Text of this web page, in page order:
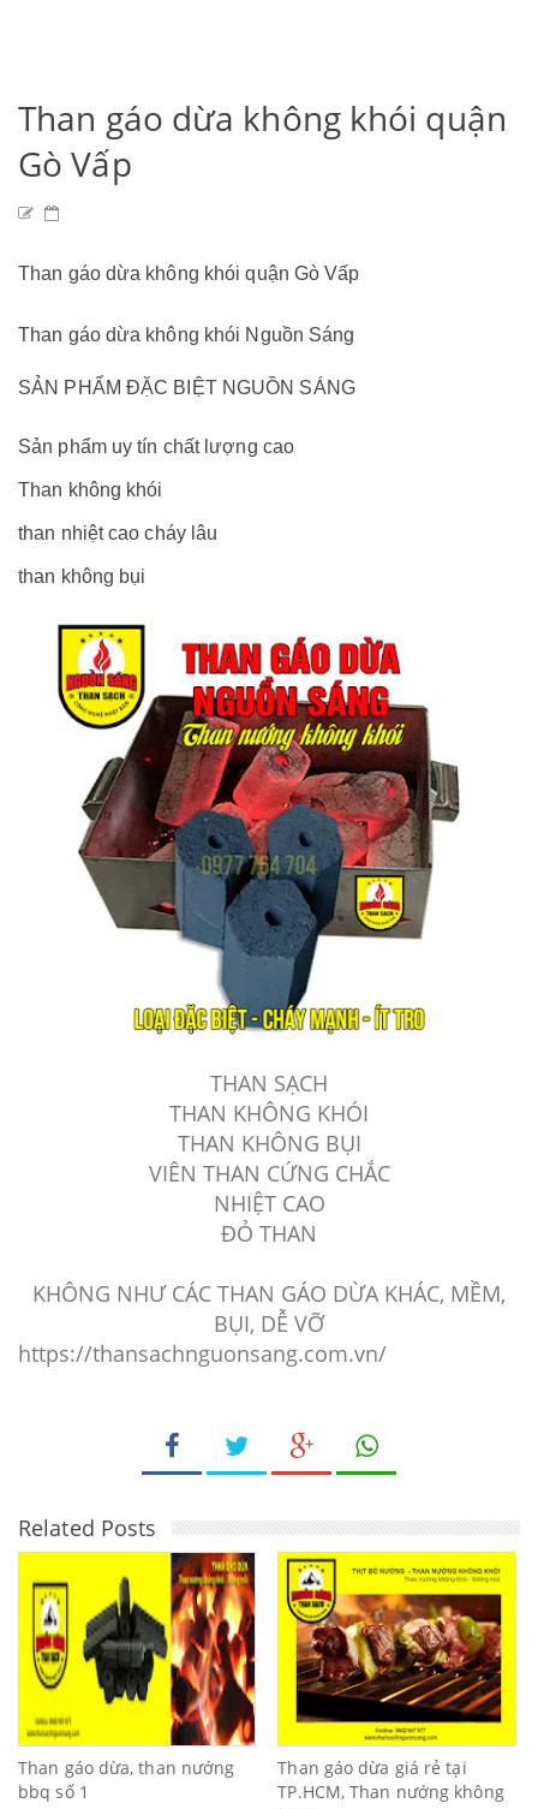
Than gáo dừa không khói quận
Gò Vấp
Than gáo dừa không khói quận Gò Vấp
Than gáo dừa không khói Nguồn Sáng
SẢN PHẨM ĐẶC BIỆT NGUỒN SÁNG
Sản phẩm uy tín chất lượng cao
Than không khói
than nhiệt cao cháy lâu
than không bụi
THAN SẠCH
THAN KHÔNG KHÓI
THAN KHÔNG BỤI
VIÊN THAN CỨNG CHẮC
NHIỆT CAO
ĐỎ THAN
KHÔNG NHƯ CÁC THAN GÁO DỪA KHÁC, MỀM,
BỤI, DỄ VỠ
https://thansachnguonsang.com.vn/
Related Posts
Than gáo dừa, than nướng
bbq số 1
Than gáo dừa giá rẻ tại
TP.HCM, Than nướng không